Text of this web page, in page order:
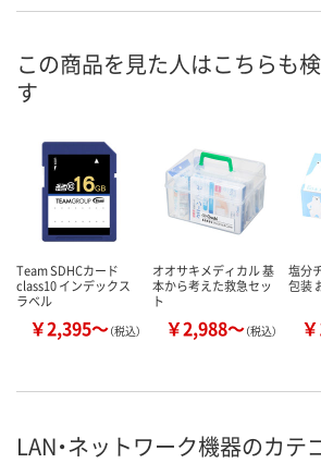
この商品を見た人はこちらも
す
Team SDHCカード
class10 インデックス
ラベル
￥2,395～（税込）
オオサキメディカル 基
本から考えた救急セッ
ト
￥2,988～（税込）
塩分
包装
LAN・ネットワーク機器のカテ